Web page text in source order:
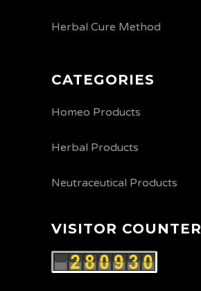
Herbal Cure Method
CATEGORIES
Homeo Products
Herbal Products
Neutraceutical Products
VISITOR COUNTER